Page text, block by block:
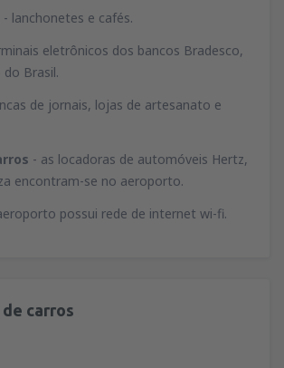
- lanchonetes e cafés.
eletrônicos dos bancos Bradesco,
do Brasil.
de jornais, lojas de artesanato e
- as locadoras de automóveis Hertz,
encontram-se no aeroporto.
possui rede de internet wi-fi.
carros